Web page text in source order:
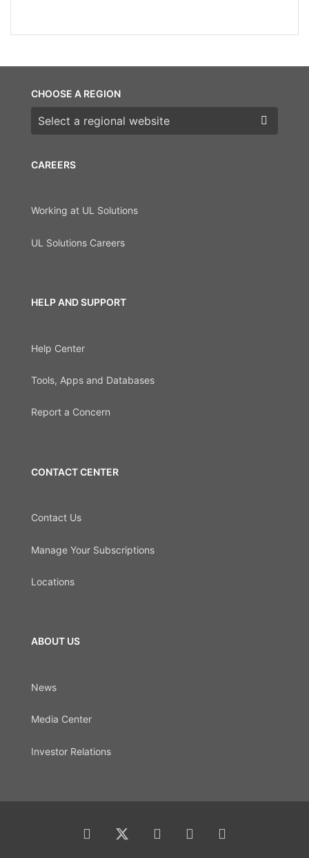
CAREERS
Working at UL Solutions
UL Solutions Careers
HELP AND SUPPORT
Help Center
Tools, Apps and Databases
Report a Concern
CONTACT CENTER
Contact Us
Manage Your Subscriptions
Locations
ABOUT US
News
Media Center
Investor Relations
CHOOSE A REGION
Choose a region